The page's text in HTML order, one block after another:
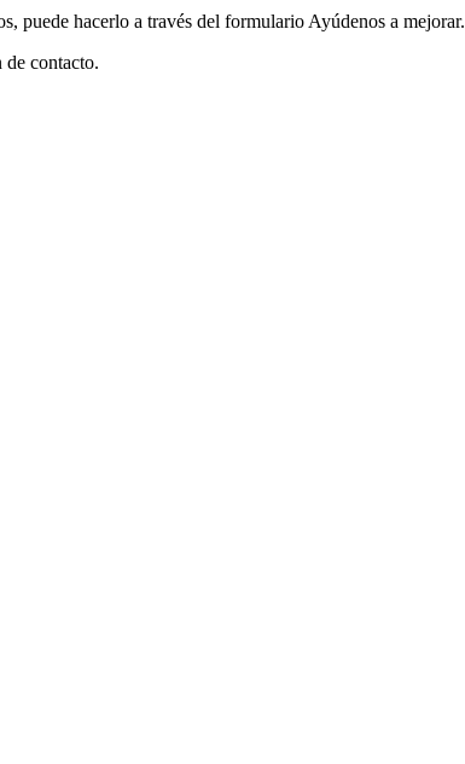
puede hacerlo a través del formulario Ayúdenos a mejorar.
de contacto.